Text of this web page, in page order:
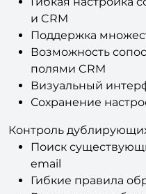
Управление
Гибкая настройка
и CRM
Поддержка
Возможность
полями CRM
Визуальный
Сохранение
Контроль
Поиск
email